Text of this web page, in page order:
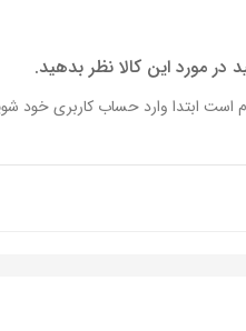
در مورد این کالا نظر بدهید.
است ابتدا وارد حساب کاربری خود